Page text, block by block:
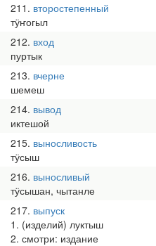
211 второстепенный
тӱҥогыл
212 вход
пуртык
213 вчерне
шемеш
214 вывод
иктешой
215 выносливость
тӱсыш
216 выносливый
тӱсышан, чытанле
217 выпуск
1. (изделий) луктыш
2. смотри: издание